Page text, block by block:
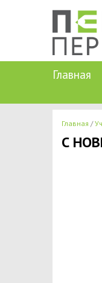
Главная
Главная
С